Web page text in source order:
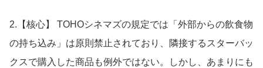
2.【核心】 TOHOシネマズの規定では「外部からの飲食物
の持ち込み」は原則禁止されており、隣接するスターバッ
クスで購入した商品も例外ではない。しかし、あまりにも